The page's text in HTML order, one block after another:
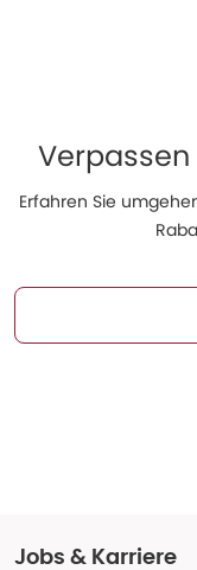
Verpassen
Erfahren Sie
Jobs & Karriere